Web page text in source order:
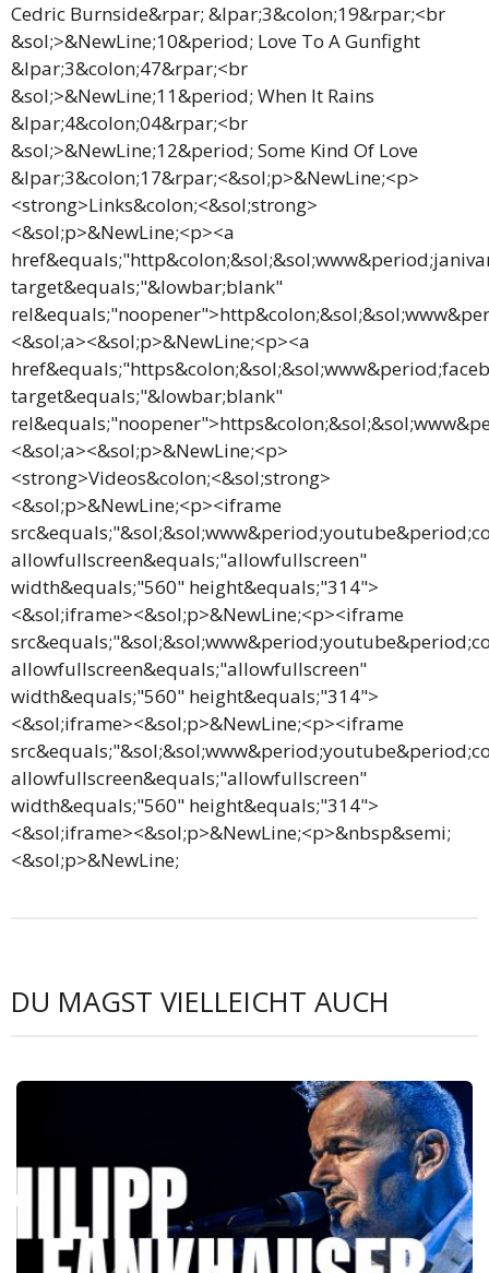
Cedric Burnside&rpar; &lpar;3&colon;19&rpar;<br
&sol;>&NewLine;10&period; Love To A Gunfight
&lpar;3&colon;47&rpar;<br
&sol;>&NewLine;11&period; When It Rains
&lpar;4&colon;04&rpar;<br
&sol;>&NewLine;12&period; Some Kind Of Love
&lpar;3&colon;17&rpar;<&sol;p>&NewLine;<p>
<strong>Links&colon;<&sol;strong>
<&sol;p>&NewLine;<p><a
target&equals;"&lowbar;blank"
<&sol;a><&sol;p>&NewLine;<p><a
target&equals;"&lowbar;blank"
<&sol;a><&sol;p>&NewLine;<p>
<strong>Videos&colon;<&sol;strong>
<&sol;p>&NewLine;<p><iframe
allowfullscreen&equals;"allowfullscreen"
width&equals;"560" height&equals;"314">
<&sol;iframe><&sol;p>&NewLine;<p><iframe
allowfullscreen&equals;"allowfullscreen"
width&equals;"560" height&equals;"314">
<&sol;iframe><&sol;p>&NewLine;<p><iframe
allowfullscreen&equals;"allowfullscreen"
width&equals;"560" height&equals;"314">
<&sol;iframe><&sol;p>&NewLine;<p>&nbsp&semi;
<&sol;p>&NewLine;
DU MAGST VIELLEICHT AUCH